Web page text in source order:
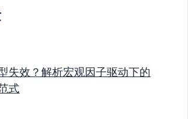
失效？解析宏观因子驱动下的
式